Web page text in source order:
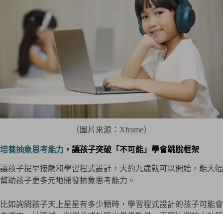
（圖片來源：Xframe）
培養抽象思考能力 ，讓孩子突破「不可能」學會跳脫框架
讓孩子提早接觸和學習程式設計，大約九歲就可以開始，能大幅
幫助孩子更多元地開發抽象思考能力。
比如詢問孩子天上星星有多少顆時，學習程式設計的孩子可能會